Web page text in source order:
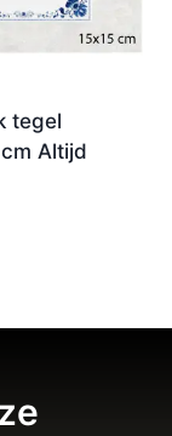
tegel
Altijd